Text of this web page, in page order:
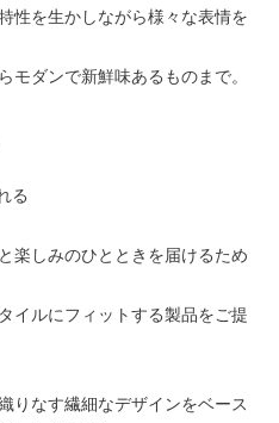
性を生かしながら様々な表情を
モダンで新鮮味あるものまで。
る
楽しみのひとときを届けるため
イルにフィットする製品をご提
りなす繊細なデザインをベース